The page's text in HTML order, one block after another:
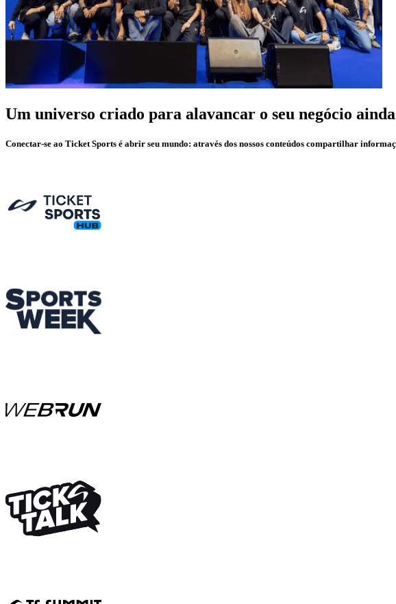
Um universo criado para alavancar o seu negócio
Conectar-se ao Ticket Sports é abrir seu mundo: através dos nossos conteúdos compartilhar